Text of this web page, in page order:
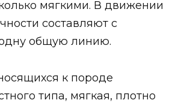
мягкими. В движении
составляют с
общую линию.
к породе
типа, мягкая, плотно